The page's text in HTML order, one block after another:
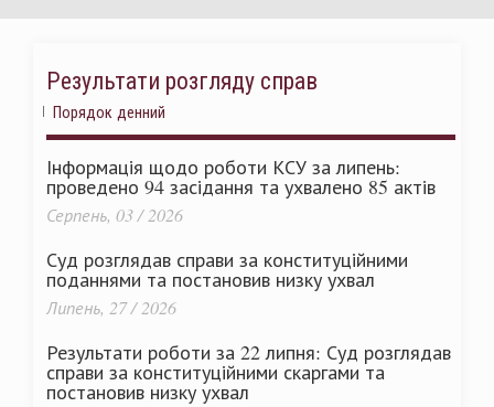
Результати розгляду справ
Порядок денний
Інформація щодо роботи КСУ за липень:
проведено 94 засідання та ухвалено 85 актів
Серпень, 03 / 2026
Суд розглядав справи за конституційними
поданнями та постановив низку ухвал
Липень, 27 / 2026
Результати роботи за 22 липня: Суд розглядав
справи за конституційними скаргами та
постановив низку ухвал